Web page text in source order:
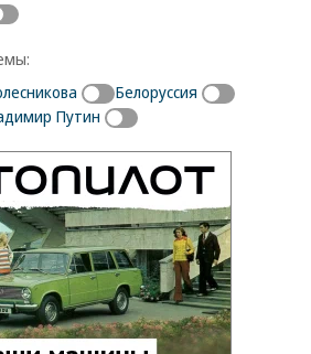
Белоруссия
Путин